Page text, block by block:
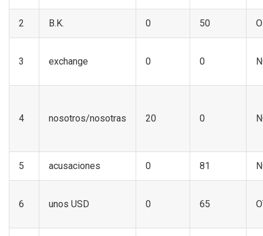
2 B.K. 0 50
3 exchange 0 0
4 nosotros/nosotras 20 0
5 acusaciones 0 81
6 unos USD 0 65